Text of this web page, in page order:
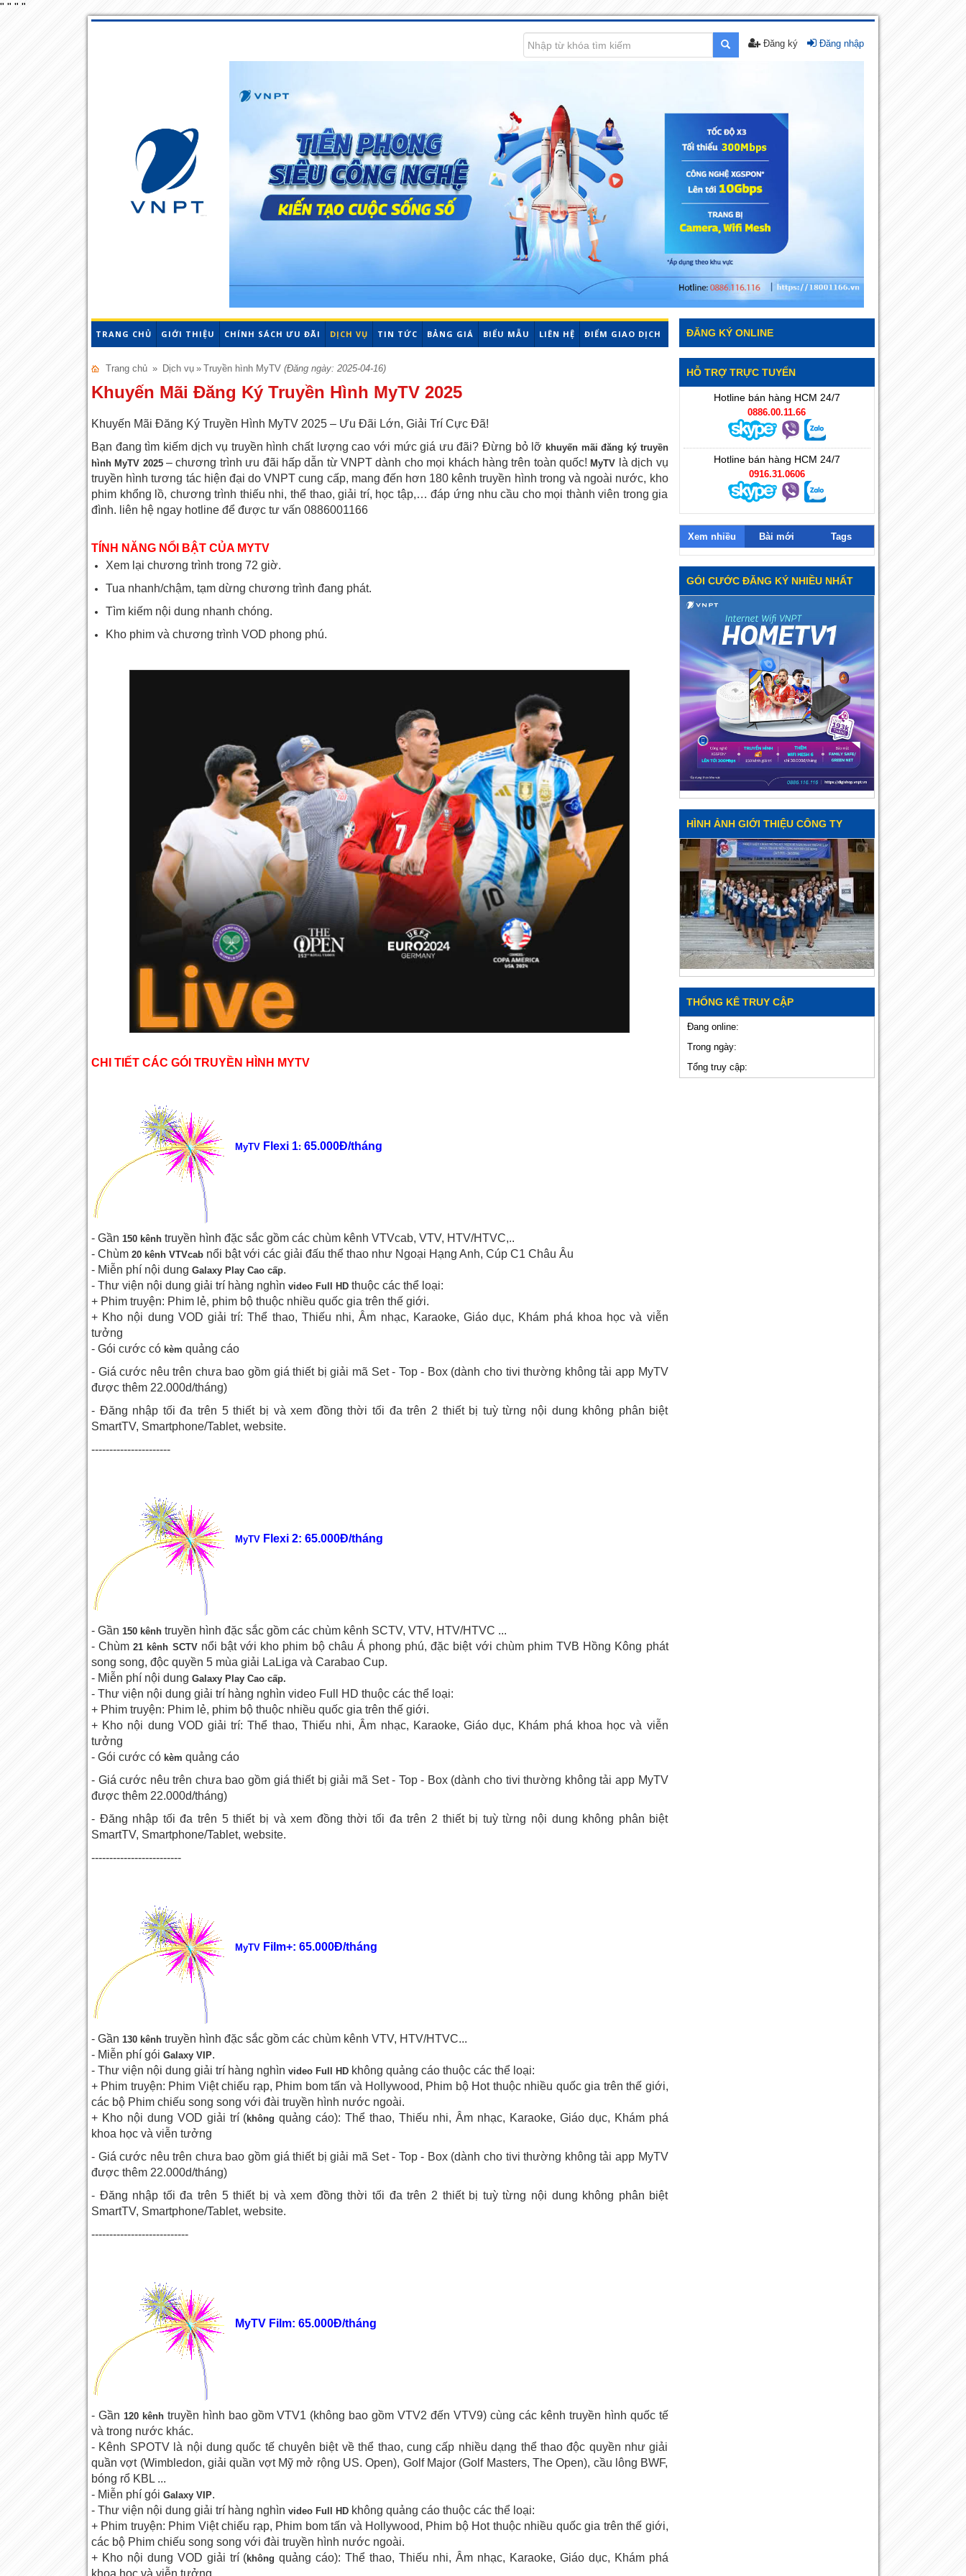
" " " "
Đăng ký Đăng nhập
TRANG CHỦ GIỚI THIỆU CHÍNH SÁCH ƯU ĐÃI DỊCH VỤ TIN TỨC BẢNG GIÁ BIỂU MẪU LIÊN HỆ ĐIỂM GIAO DỊCH
Trang chủ » Dịch vụ » Truyền hình MyTV (Đăng ngày: 2025-04-16)
Khuyến Mãi Đăng Ký Truyền Hình MyTV 2025
Khuyến Mãi Đăng Ký Truyền Hình MyTV 2025 – Ưu Đãi Lớn, Giải Trí Cực Đã!
Bạn đang tìm kiếm dịch vụ truyền hình chất lượng cao với mức giá ưu đãi? Đừng bỏ lỡ khuyến mãi đăng ký truyền
hình MyTV 2025– chương trình ưu đãi hấp dẫn từ VNPT dành cho mọi khách hàng trên toàn quốc!MyTV là dịch vụ
truyền hình tương tác hiện đại do VNPT cung cấp, mang đến hơn 180 kênh truyền hình trong và ngoài nước, kho
phim khổng lồ, chương trình thiếu nhi, thể thao, giải trí, học tập,… đáp ứng nhu cầu cho mọi thành viên trong gia
đình. liên hệ ngay hotline để được tư vấn 0886001166
TÍNH NĂNG NỔI BẬT CỦA MYTV
Xem lại chương trình trong 72 giờ.
Tua nhanh/chậm, tạm dừng chương trình đang phát.
Tìm kiếm nội dung nhanh chóng.
Kho phim và chương trình VOD phong phú.
CHI TIẾT CÁC GÓI TRUYỀN HÌNH MYTV
MyTV Flexi 1: 65.000Đ/tháng
- Gần 150 kênh truyền hình đặc sắc gồm các chùm kênh VTVcab, VTV, HTV/HTVC,..
- Chùm 20 kênh VTVcab nổi bật với các giải đấu thể thao như Ngoại Hạng Anh, Cúp C1 Châu Âu
- Miễn phí nội dung Galaxy Play Cao cấp.
- Thư viện nội dung giải trí hàng nghìn video Full HD thuộc các thể loại:
+ Phim truyện: Phim lẻ, phim bộ thuộc nhiều quốc gia trên thế giới.
+ Kho nội dung VOD giải trí: Thể thao, Thiếu nhi, Âm nhạc, Karaoke, Giáo dục, Khám phá khoa học và viễn
tưởng
- Gói cước có kèm quảng cáo
- Giá cước nêu trên chưa bao gồm giá thiết bị giải mã Set - Top - Box (dành cho tivi thường không tải app MyTV
được thêm 22.000d/tháng)
- Đăng nhập tối đa trên 5 thiết bị và xem đồng thời tối đa trên 2 thiết bị tuỳ từng nội dung không phân biệt
SmartTV, Smartphone/Tablet, website.
----------------------
MyTV Flexi 2: 65.000Đ/tháng
- Gần 150 kênh truyền hình đặc sắc gồm các chùm kênh SCTV, VTV, HTV/HTVC ...
- Chùm21 kênh SCTVnổi bật với kho phim bộ châu Á phong phú, đặc biệt với chùm phim TVB Hồng Kông phát
song song, độc quyền 5 mùa giải LaLiga và Carabao Cup.
- Miễn phí nội dung Galaxy Play Cao cấp.
- Thư viện nội dung giải trí hàng nghìn video Full HD thuộc các thể loại:
+ Phim truyện: Phim lẻ, phim bộ thuộc nhiều quốc gia trên thế giới.
+ Kho nội dung VOD giải trí: Thể thao, Thiếu nhi, Âm nhạc, Karaoke, Giáo dục, Khám phá khoa học và viễn
tưởng
- Gói cước có kèm quảng cáo
- Giá cước nêu trên chưa bao gồm giá thiết bị giải mã Set - Top - Box (dành cho tivi thường không tải app MyTV
được thêm 22.000d/tháng)
- Đăng nhập tối đa trên 5 thiết bị và xem đồng thời tối đa trên 2 thiết bị tuỳ từng nội dung không phân biệt
SmartTV, Smartphone/Tablet, website.
-------------------------
MyTV Film+: 65.000Đ/tháng
- Gần 130 kênh truyền hình đặc sắc gồm các chùm kênh VTV, HTV/HTVC...
- Miễn phí gói Galaxy VIP.
- Thư viện nội dung giải trí hàng nghìn video Full HD không quảng cáo thuộc các thể loại:
+ Phim truyện: Phim Việt chiếu rạp, Phim bom tấn và Hollywood, Phim bộ Hot thuộc nhiều quốc gia trên thế giới,
các bộ Phim chiếu song song với đài truyền hình nước ngoài.
+ Kho nội dung VOD giải trí (khôngquảng cáo): Thể thao, Thiếu nhi, Âm nhạc, Karaoke, Giáo dục, Khám phá
khoa học và viễn tưởng
- Giá cước nêu trên chưa bao gồm giá thiết bị giải mã Set - Top - Box (dành cho tivi thường không tải app MyTV
được thêm 22.000d/tháng)
- Đăng nhập tối đa trên 5 thiết bị và xem đồng thời tối đa trên 2 thiết bị tuỳ từng nội dung không phân biệt
SmartTV, Smartphone/Tablet, website.
---------------------------
MyTV Film: 65.000Đ/tháng
- Gần 120 kênhtruyền hình bao gồm VTV1 (không bao gồm VTV2 đến VTV9) cùng các kênh truyền hình quốc tế
và trong nước khác.
- Kênh SPOTV là nội dung quốc tế chuyên biệt về thể thao, cung cấp nhiều dạng thể thao độc quyền như giải
quần vợt (Wimbledon, giải quần vợt Mỹ mở rộng US. Open), Golf Major (Golf Masters, The Open), cầu lông BWF,
bóng rổ KBL ...
- Miễn phí gói Galaxy VIP.
- Thư viện nội dung giải trí hàng nghìn video Full HD không quảng cáo thuộc các thể loại:
+ Phim truyện: Phim Việt chiếu rạp, Phim bom tấn và Hollywood, Phim bộ Hot thuộc nhiều quốc gia trên thế giới,
các bộ Phim chiếu song song với đài truyền hình nước ngoài.
+ Kho nội dung VOD giải trí (khôngquảng cáo): Thể thao, Thiếu nhi, Âm nhạc, Karaoke, Giáo dục, Khám phá
khoa học và viễn tưởng
ĐĂNG KÝ ONLINE
HỖ TRỢ TRỰC TUYẾN
Hotline bán hàng HCM 24/7
0886.00.11.66
Hotline bán hàng HCM 24/7
0916.31.0606
Xem nhiều Bài mới Tags
GÓI CƯỚC ĐĂNG KÝ NHIỀU NHẤT
HÌNH ẢNH GIỚI THIỆU CÔNG TY
THỐNG KÊ TRUY CẬP
Đang online:
Trong ngày:
Tổng truy cập: